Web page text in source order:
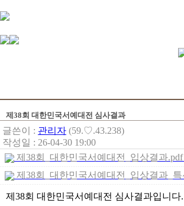
제38회 대한민국서예대전 심사결과
글쓴이 : 관리자 (59.♡.43.238)
작성일 : 26-04-30 19:00
제38회_대한민국서예대전_입상결과.pdf
제38회_대한민국서예대전_입상결과_
제38회 대한민국서예대전 심사결과입니다.